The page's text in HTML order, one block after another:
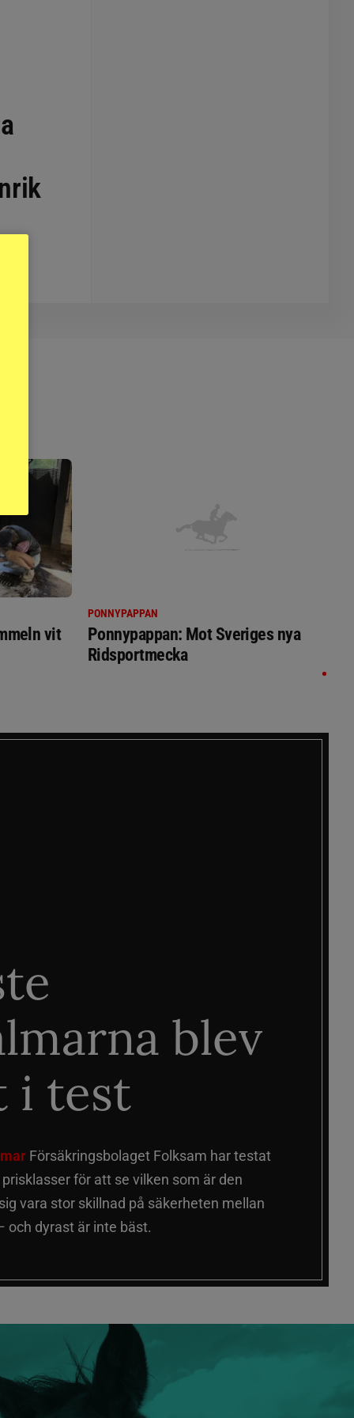
vit
PONNYPAPPAN
Ponnypappan: Mot Sveriges nya
Ridsportmecka
blev
i test
Försäkringsbolaget Folksam har testat
för att se vilken som är den
vara stor skillnad på säkerheten mellan
och dyrast är inte bäst.